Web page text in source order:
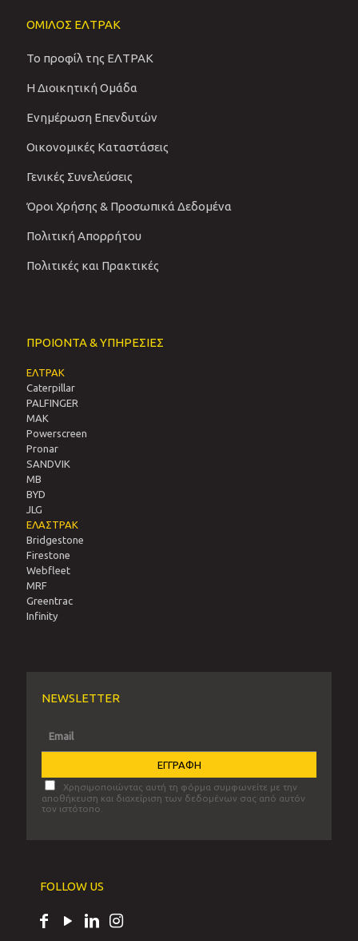
ΟΜΙΛΟΣ ΕΛΤΡΑΚ
Το προφίλ της ΕΛΤΡΑΚ
Η Διοικητική Ομάδα
Ενημέρωση Επενδυτών
Οικονομικές Καταστάσεις
Γενικές Συνελεύσεις
Όροι Χρήσης & Προσωπικά Δεδομένα
Πολιτική Απορρήτου
Πολιτικές και Πρακτικές
ΠΡΟΙΟΝΤΑ & ΥΠΗΡΕΣΙΕΣ
ΕΛΤΡΑΚ
Caterpillar
PALFINGER
MAK
Powerscreen
Pronar
SANDVIΚ
MB
BYD
JLG
ΕΛΑΣΤΡΑΚ
Bridgestone
Firestone
Webfleet
MRF
Greentrac
Infinity
NEWSLETTER
Χρησιμοποιώντας αυτή τη φόρμα συμφωνείτε με την
αποθήκευση και διαχείριση των δεδομένων σας από αυτόν
τον ιστότοπο.
FOLLOW US